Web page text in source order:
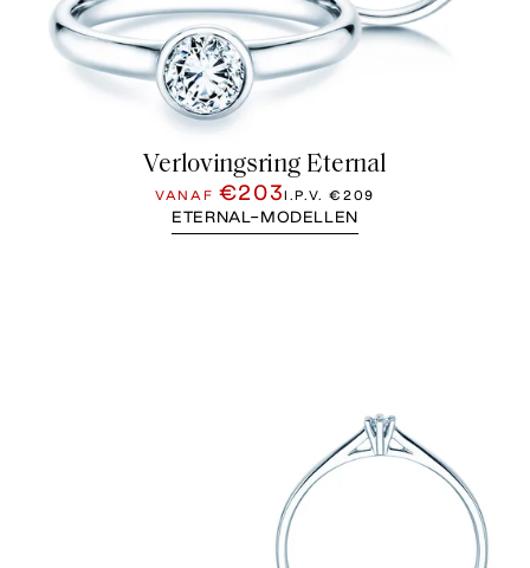
Verlovingsring Eternal
VANAF €203I.P.V.€209
ETERNAL-MODELLEN